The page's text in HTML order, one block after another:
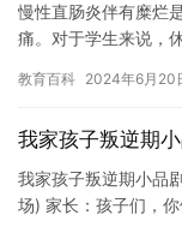
慢性直肠炎伴有糜烂
痛。对于学生来说，
此建议…
教育百科 2024年6月20
我家孩子叛逆期
我家孩子叛逆期小品
场) 家长：孩子们，